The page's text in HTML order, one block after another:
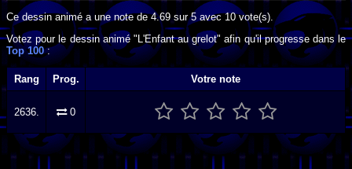
Ce dessin animé a une note de4.69 sur5 avec10vote(s).
Votez pour le dessin animé "L'Enfant au grelot" afin qu'il progresse dans le
Top 100:
Rang Prog. Votre note
2636. 0